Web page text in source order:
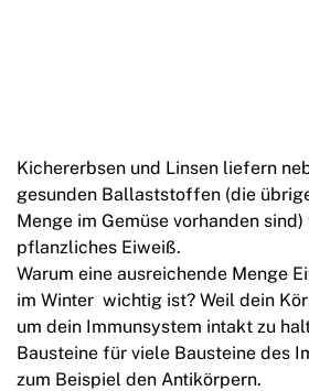
Kichererbsen und Linsen liefern
gesunden Ballaststoffen (die
Menge im Gemüse vorhanden
pflanzliches Eiweiß.
Warum eine ausreichende Menge
im Winter wichtig ist? Weil dein
um dein Immunsystem intakt zu
Bausteine für viele Bausteine des
zum Beispiel den Antikörpern.